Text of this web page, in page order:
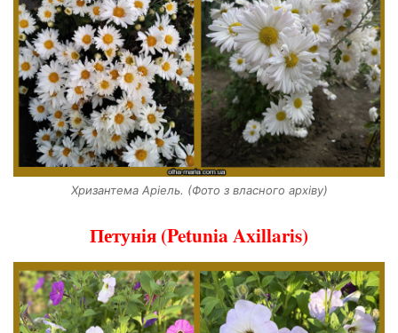
Хризантема Аріель. (Фото з власного архіву)
Петунія (Petunia Axillaris)